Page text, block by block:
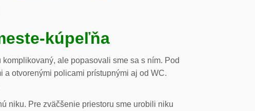
kúpeľňa
ale popasovali sme sa s ním. Pod
otvorenými policami prístupnými aj od WC.
niku. Pre zväčšenie priestoru sme urobili niku